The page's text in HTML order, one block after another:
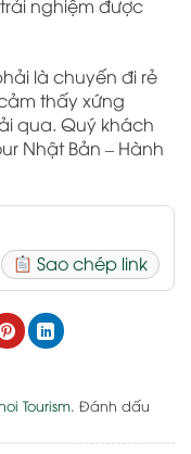
nghiệm được
là chuyến đi rẻ
thấy xứng
qua. Quý khách
Nhật Bản – Hành
Sao chép link
Tourism. Đánh dấu